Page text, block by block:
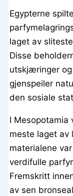
Egypterne
laget av
Disse
utskjæringer
gjenspeiler
den sosiale
I Mesopotamia
meste laget av
materialene
verdifulle
Fremskritt
av sen